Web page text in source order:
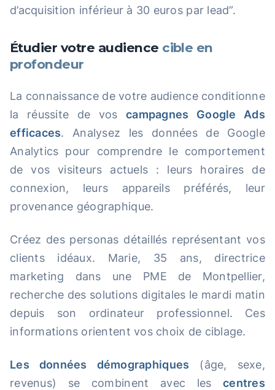
d’acquisition inférieur à 30 euros par lead”.
Étudier votre audience cible en
profondeur
La connaissance de votre audience conditionne
la réussite de voscampagnes Google Ads
efficaces. Analysez les données de Google
Analytics pour comprendre le comportement
de vos visiteurs actuels : leurs horaires de
connexion, leurs appareils préférés, leur
provenance géographique.
Créez des personas détaillés représentant vos
clients idéaux. Marie, 35 ans, directrice
marketing dans une PME de Montpellier,
recherche des solutions digitales le mardi matin
depuis son ordinateur professionnel. Ces
informations orientent vos choix de ciblage.
Les données démographiques (âge, sexe,
revenus) se combinent avec lescentres